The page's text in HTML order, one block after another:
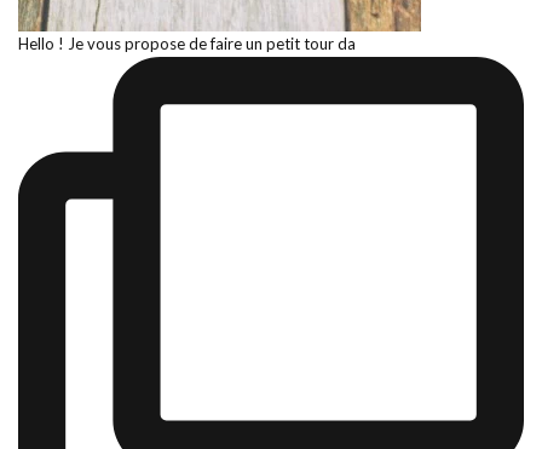
Hello ! Je vous propose de faire un petit tour da